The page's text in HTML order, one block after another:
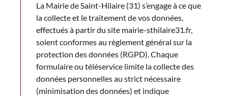
La Mairie de Saint-Hilaire (31) s’engage à ce que
la collecte et le traitement de vos données,
effectués à partir du site mairie-sthilaire31.fr,
soient conformes au règlement général sur la
protection des données (RGPD). Chaque
formulaire ou téléservice limite la collecte des
données personnelles au strict nécessaire
(minimisation des données) et indique